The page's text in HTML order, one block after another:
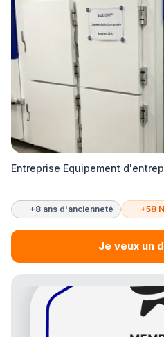
Entreprise Equipement
+8 ans d'ancienneté +58
Je veux un